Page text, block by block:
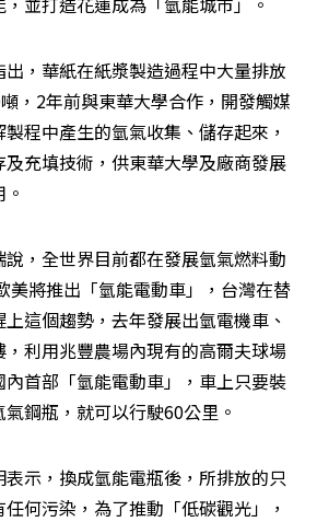
，華紙在紙漿製造過程中大量排放
，2年前與東華大學合作，開發觸媒
程中產生的氫氣收集、儲存起來，
充填技術，供東華大學及廠商發展
，全世界目前都在發展氫氣燃料動
美將推出「氫能電動車」，台灣在替
這個趨勢，去年發展出氫電機車、
利用兆豐農場內現有的高爾夫球場
首部「氫能電動車」，車上只要裝
鋼瓶，就可以行駛60公里。
示，換成氫能電瓶後，所排放的只
何污染，為了推動「低碳觀光」，